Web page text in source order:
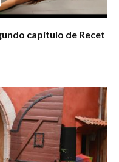
capítulo de Recet